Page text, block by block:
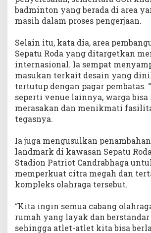
badminton yang berada di area
masih dalam proses pengerjaan.
‎Selain itu, kata dia, area
Sepatu Roda yang ditargetkan
internasional. Ia sempat
masukan terkait desain yang
tertutup dengan pagar pembatas.
seperti venue lainnya, warga
merasakan dan menikmati
tegasnya.
‎Ia juga mengusulkan
landmark di kawasan Sepatu
Stadion Patriot Candrabhaga
memperkuat citra megah dan
kompleks olahraga tersebut.
‎“Kita ingin semua cabang
rumah yang layak dan
sehingga atlet-atlet kita bisa